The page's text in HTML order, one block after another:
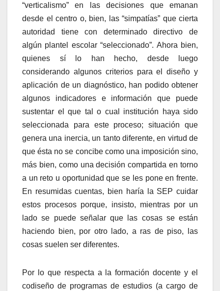
“verticalismo” en las decisiones que emanan
desde el centro o, bien, las “simpatías” que cierta
autoridad tiene con determinado directivo de
algún plantel escolar “seleccionado”. Ahora bien,
quienes sí lo han hecho, desde luego
considerando algunos criterios para el diseño y
aplicación de un diagnóstico, han podido obtener
algunos indicadores e información que puede
sustentar el que tal o cual institución haya sido
seleccionada para este proceso; situación que
genera una inercia, un tanto diferente, en virtud de
que ésta no se concibe como una imposición sino,
más bien, como una decisión compartida en torno
a un reto u oportunidad que se les pone en frente.
En resumidas cuentas, bien haría la SEP cuidar
estos procesos porque, insisto, mientras por un
lado se puede señalar que las cosas se están
haciendo bien, por otro lado, a ras de piso, las
cosas suelen ser diferentes.
Por lo que respecta a la formación docente y el
codiseño de programas de estudios (a cargo de